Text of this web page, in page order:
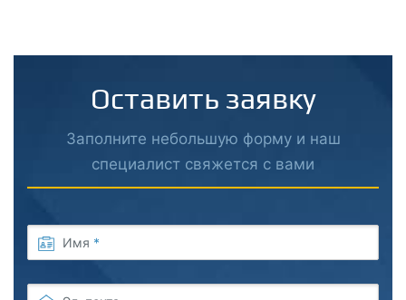
Оставить заявку
Заполните небольшую форму и наш
специалист свяжется с вами
Имя *